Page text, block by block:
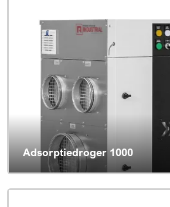
Adsorptiedroger 1000